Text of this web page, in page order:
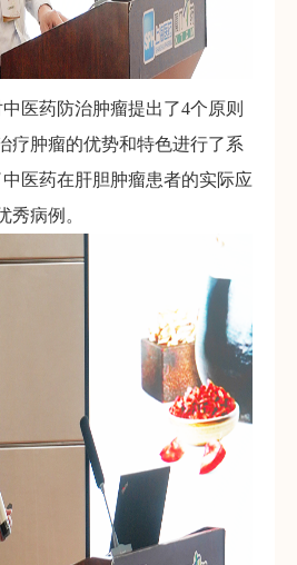
医药防治肿瘤提出了4个原则
疗肿瘤的优势和特色进行了系
医药在肝胆肿瘤患者的实际应
秀病例。